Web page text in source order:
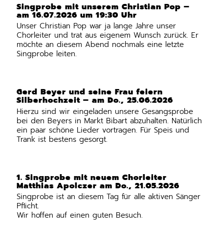
Singprobe mit unserem Christian Pop –
am 16.07.2026 um 19:30 Uhr
Unser Christian Pop war ja lange Jahre unser
Chorleiter und trat aus eigenem Wunsch zurück. Er
möchte an diesem Abend nochmals eine letzte
Singprobe leiten.
Gerd Beyer und seine Frau feiern
Silberhochzeit – am Do., 25.06.2026
Hierzu sind wir eingeladen unsere Gesangsprobe
bei den Beyers in Markt Bibart abzuhalten. Natürlich
ein paar schöne Lieder vortragen. Für Speis und
Trank ist bestens gesorgt.
1. Singprobe mit neuem Chorleiter
Matthias Apolczer am Do., 21.05.2026
Singprobe ist an diesem Tag für alle aktiven Sänger
Pflicht.
Wir hoffen auf einen guten Besuch.